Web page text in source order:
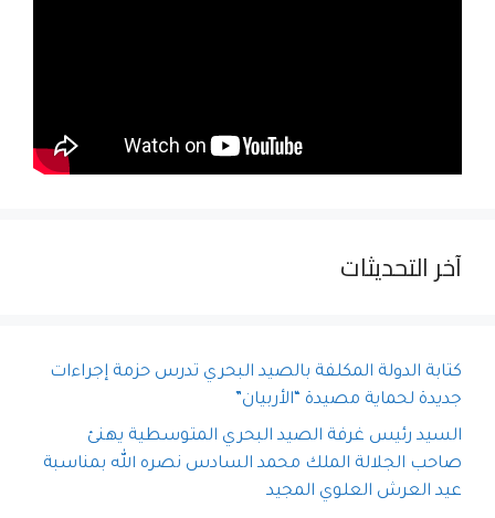
آخر التحديثات
كتابة الدولة المكلفة بالصيد البحري تدرس حزمة إجراءات
جديدة لحماية مصيدة “الأربيان”
السيد رئيس غرفة الصيد البحري المتوسطية يهنئ
صاحب الجلالة الملك محمد السادس نصره الله بمناسبة
عيد العرش العلوي المجيد